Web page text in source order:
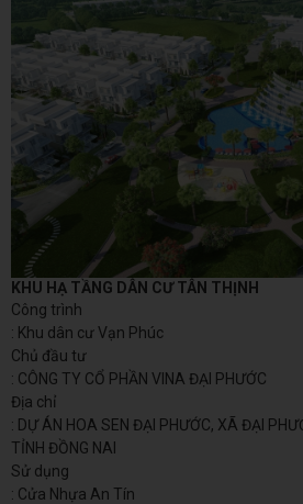
KHU HẠ TẦNG DÂN CƯ TÂN THỊNH
Công trình
: Khu dân cư Vạn Phúc
Chủ đầu tư
: CÔNG TY CỔ PHẦN VINA ĐẠI PHƯỚC
Địa chỉ
: DỰ ÁN HOA SEN ĐẠI PHƯỚC, XÃ ĐẠI
TỈNH ĐỒNG NAI
Sử dụng
: Cửa Nhựa An Tín